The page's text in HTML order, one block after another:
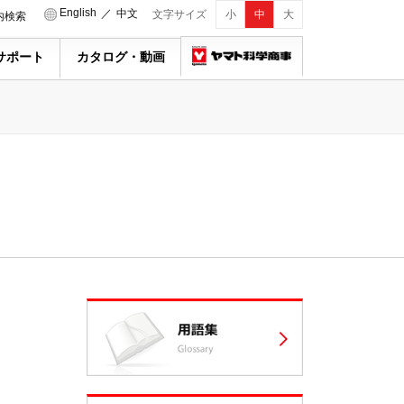
文字サイズ 小 中 大
English ／ 中文
検索
ポート カタログ・動画